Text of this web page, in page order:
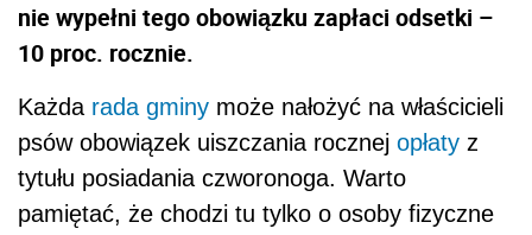
nie wypełni tego obowiązku zapłaci odsetki –
10 proc. rocznie.
Każda rada gminy może nałożyć na właścicieli
psów obowiązek uiszczania rocznej opłaty z
tytułu posiadania czworonoga. Warto
pamiętać, że chodzi tu tylko o osoby fizyczne